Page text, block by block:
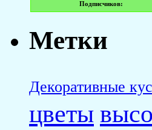
Подписчиков:
Метки
Декоративные
цветы